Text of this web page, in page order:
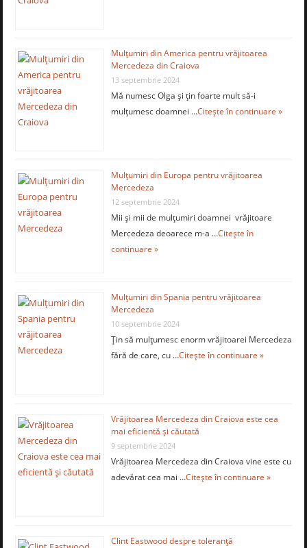
Mulţumiri din America pentru vrăjitoarea
Mercedeza din Craiova
13 septembrie 2024
Mă numesc Olga şi ţin foarte mult să-i
mulţumesc doamnei …Citește în continuare »
Mulţumiri din Europa pentru vrăjitoarea
Mercedeza
12 septembrie 2024
Mii şi mii de mulţumiri doamnei vrăjitoare
Mercedeza deoarece m-a …Citește în
continuare »
Mulţumiri din Spania pentru vrăjitoarea
Mercedeza
10 septembrie 2024
Ţin să mulţumesc enorm vrăjitoarei Mercedeza
fără de care, cu …Citește în continuare »
Vrăjitoarea Mercedeza din Craiova este cea
mai eficientă şi căutată
9 septembrie 2024
Vrăjitoarea Mercedeza din Craiova vine este cu
adevărat cea mai …Citește în continuare »
Clint Eastwood despre toleranţă